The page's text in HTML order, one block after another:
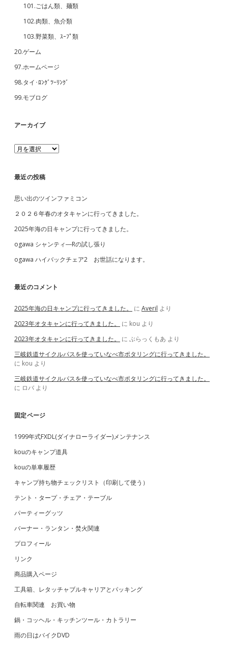
101.ごはん類、麺類
102.肉類、魚介類
103.野菜類、ｽｰﾌﾟ類
20.ゲーム
97.ホームページ
98.タイ･ﾛﾝｸﾞﾂｰﾘﾝｸﾞ
99.モブログ
アーカイブ
ア
ー
イ
ブ
最近の投稿
思い出のツインファミコン
２０２６年春のオタキャンに行ってきました。
2025年海の日キャンプに行ってきました。
ogawa シャンティ―Rの試し張り
ogawa ハイバックチェア2 お世話になります。
最近のコメント
2025年海の日キャンプに行ってきました。 に Averil より
2023年オタキャンに行ってきました。
に kou より
2023年オタキャンに行ってきました。
に ぶらっくもあ より
三岐鉄道サイクルパスを使っていなべ市ポタリングに行ってきました。
に kou より
三岐鉄道サイクルパスを使っていなべ市ポタリングに行ってきました。
に ロバ より
固定ページ
1999年式FXDL(ダイナローライダー)メンテナンス
kouのキャンプ道具
kouの単車履歴
キャンプ持ち物チェックリスト（印刷して使う）
テント・タープ・チェア・テーブル
パーティーグッツ
バーナー・ランタン・焚火関連
プロフィール
リンク
商品購入ページ
工具箱、レタッチャブルキャリアとパッキング
自転車関連 お買い物
鍋・コッヘル・キッチンツール・カトラリー
雨の日はバイクDVD